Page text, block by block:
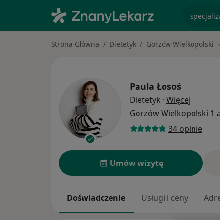
Strona Główna Dietetyk Gorzów Wielkopolski
Paula Łosoś
Dietetyk · Więcej
Gorzów Wielkopolski 1
34 opinie
Umów wizytę
Doświadczenie Usługi i ceny